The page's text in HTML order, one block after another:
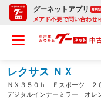
グーネットアプリ
メアド不要で問い合わせ
レクサス ＮＸ
ＮＸ３５０ｈ Ｆスポーツ ２
デジタルインナーミラー オレ